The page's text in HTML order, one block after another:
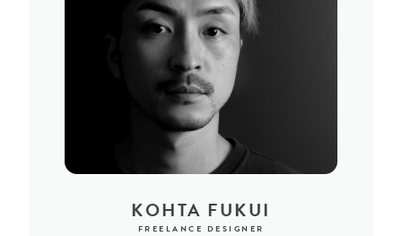
KOHTA FUKUI
FREELANCE DESIGNER